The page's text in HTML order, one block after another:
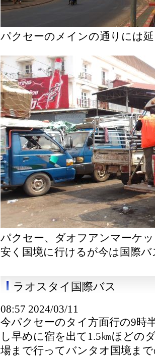
パクセーのメインの通りには延
パクセー、ダオフアンマーケ
安く国境に行けるが今は国際バ
ラオスタイ国際バス
08:57 2024/03/11
今パクセーのタイ方面行の9時
し早めに宿を出て1.5㎞ほどの
場まで行ってバンタオ国境ま